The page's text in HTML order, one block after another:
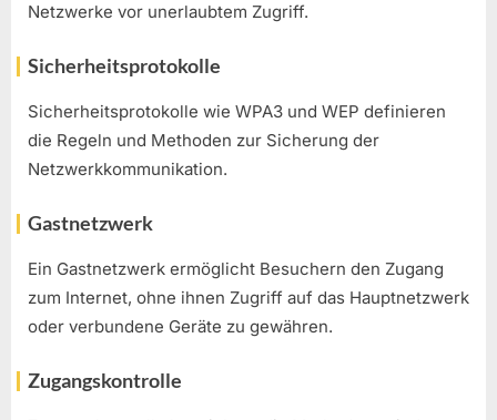
Netzwerke vor unerlaubtem Zugriff.
Sicherheitsprotokolle
Sicherheitsprotokolle wie WPA3 und WEP definieren
die Regeln und Methoden zur Sicherung der
Netzwerkkommunikation.
Gastnetzwerk
Ein Gastnetzwerk ermöglicht Besuchern den Zugang
zum Internet, ohne ihnen Zugriff auf das Hauptnetzwerk
oder verbundene Geräte zu gewähren.
Zugangskontrolle